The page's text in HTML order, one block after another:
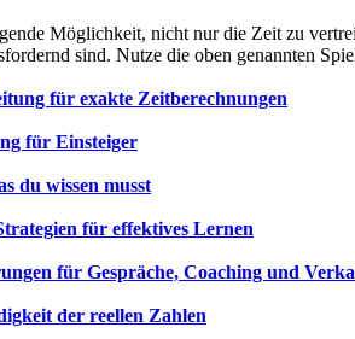
Möglichkeit, nicht nur die Zeit zu
sind. Nutze die oben genannten
für exakte Zeitberechnungen
für Einsteiger
du wissen musst
für effektives Lernen
für Gespräche, Coaching und
der reellen Zahlen